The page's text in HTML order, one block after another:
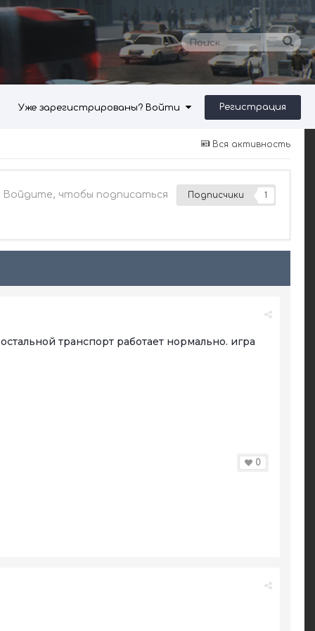
Уже зарегистрированы? Войти Регистрация
Вся активность
Войдите, чтобы подписаться Подписчики 1
транспорт работает нормально. игра
0